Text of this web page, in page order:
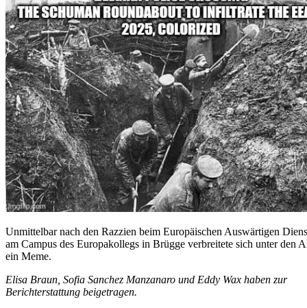
Unmittelbar nach den Razzien beim Europäischen Auswärtigen
am Campus des Europakollegs in Brügge verbreitete sich unter den
ein Meme.
Elisa Braun, Sofia Sanchez Manzanaro und Eddy Wax haben zur
Berichterstattung beigetragen.